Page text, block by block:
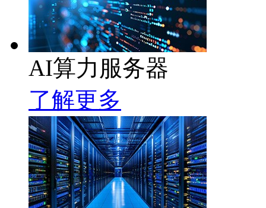
AI算力服务器
了解更多